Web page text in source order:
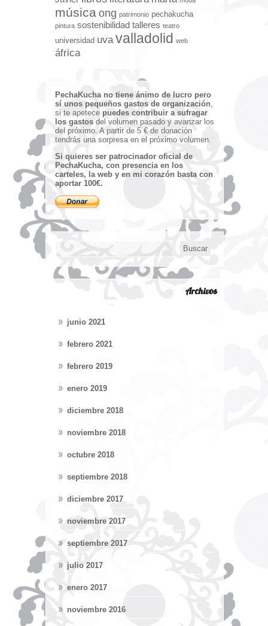
músicaong patrimonio pechakucha
pintura sostenibilidad talleres teatro
universidad uva valladolid web
áfrica
PechaKucha no tiene ánimo de lucro pero
sí unos pequeños gastos de organización
si te apetece puedes contribuir a sufragar
los gastos del volumen pasado y avanzar los
del próximo. A partir de 5 € de donación
tendrás una sorpresa en el próximo volumen.
Si quieres ser patrocinador oficial de
PechaKucha, con presencia en los
carteles, la web y en mi corazón basta con
aportar 100€.
Archivos
junio 2021
febrero 2021
febrero 2019
enero 2019
diciembre 2018
noviembre 2018
octubre 2018
septiembre 2018
diciembre 2017
noviembre 2017
septiembre 2017
julio 2017
enero 2017
noviembre 2016